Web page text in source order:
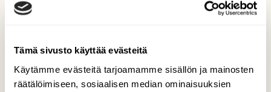
Tämä sivusto käyttää evästeitä
Käytämme evästeitä tarjoamamme sisällön ja mainosten
räätälöimiseen, sosiaalisen median ominaisuuksien